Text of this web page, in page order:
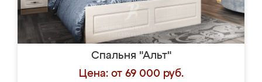
Спальня "Альт"
Цена: от 69 000 руб.